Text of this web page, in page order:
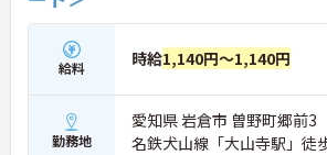
給料 時給1,140円～1,140円
勤務地
愛知県 岩倉市 曽野町郷前3
名鉄犬山線「大山寺駅」徒